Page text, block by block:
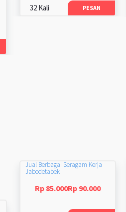
32 Kali PESAN
Jual Berbagai Seragam Kerja
Jabodetabek
Rp 85.000Rp 90.000